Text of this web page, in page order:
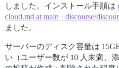
しました。インストール手順は
cloud.md at main · discourse/
ました。
サーバーのディスク容量は
い（ユーザー数が 10 人未満、